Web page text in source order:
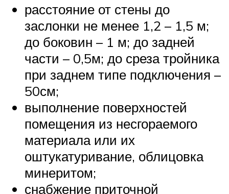
расстояние от стены до
заслонки не менее 1,2 – 1,5 м;
до боковин – 1 м; до задней
части – 0,5м; до среза тройника
при заднем типе подключения –
50см;
выполнение поверхностей
помещения из несгораемого
материала или их
оштукатуривание, облицовка
минеритом;
снабжение приточной